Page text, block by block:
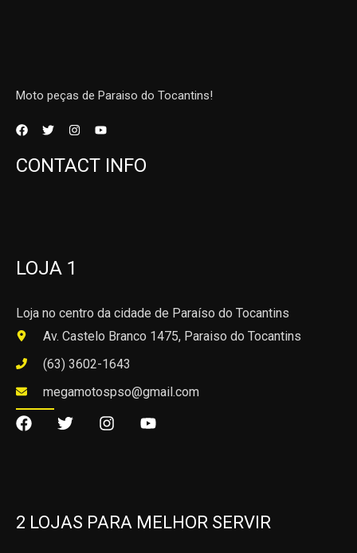
Moto peças de Paraiso do Tocantins!
CONTACT INFO
LOJA 1
Loja no centro da cidade de Paraíso do Tocantins
Av. Castelo Branco 1475, Paraiso do Tocantins
(63) 3602-1643
megamotospso@gmail.com
2 LOJAS PARA MELHOR SERVIR